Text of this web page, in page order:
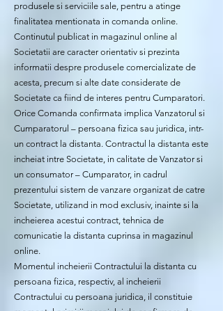
produsele si serviciile sale, pentru a atinge
finalitatea mentionata in comanda online.
Continutul publicat in magazinul online al
Societatii are caracter orientativ si prezinta
informatii despre produsele comercializate de
acesta, precum si alte date considerate de
Societate ca fiind de interes pentru Cumparatori.
Orice Comanda confirmata implica Vanzatorul si
Cumparatorul – persoana fizica sau juridica, intr-
un contract la distanta. Contractul la distanta este
incheiat intre Societate, in calitate de Vanzator si
un consumator – Cumparator, in cadrul
prezentului sistem de vanzare organizat de catre
Societate, utilizand in mod exclusiv, inainte si la
incheierea acestui contract, tehnica de
comunicatie la distanta cuprinsa in magazinul
online.
Momentul incheierii Contractului la distanta cu
persoana fizica, respectiv, al incheierii
Contractului cu persoana juridica, il constituie